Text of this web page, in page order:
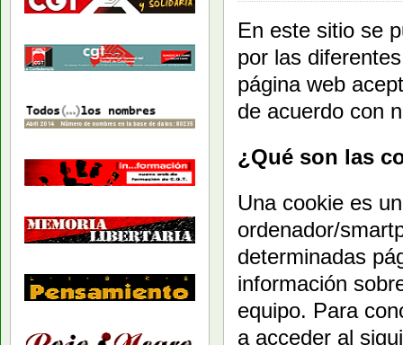
En este sitio se
por las
página web
de acuerdo con
¿Qué son las
Una cookie es
ordenador/
determinadas
información
equipo. Para
a acceder al